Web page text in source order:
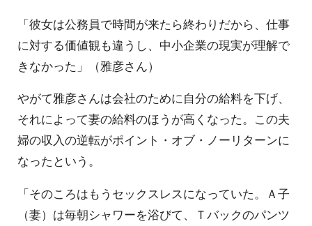
「彼女は公務員で時間が来たら終わりだから、仕事
に対する価値観も違うし、中小企業の現実が理解で
きなかった」（雅彦さん）
やがて雅彦さんは会社のために自分の給料を下げ、
それによって妻の給料のほうが高くなった。この夫
婦の収入の逆転がポイント・オブ・ノーリターンに
なったという。
「そのころはもうセックスレスになっていた。Ａ子
（妻）は毎朝シャワーを浴びて、Ｔバックのパンツ